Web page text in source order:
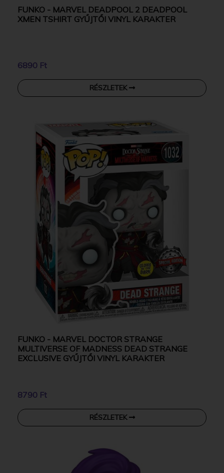
FUNKO - MARVEL DEADPOOL 2 DEADPOOL
XMEN TSHIRT GYŰJTŐI VINYL KARAKTER
6890 Ft
RÉSZLETEK
FUNKO - MARVEL DOCTOR STRANGE
MULTIVERSE OF MADNESS DEAD STRANGE
EXCLUSIVE GYŰJTŐI VINYL KARAKTER
8790 Ft
RÉSZLETEK